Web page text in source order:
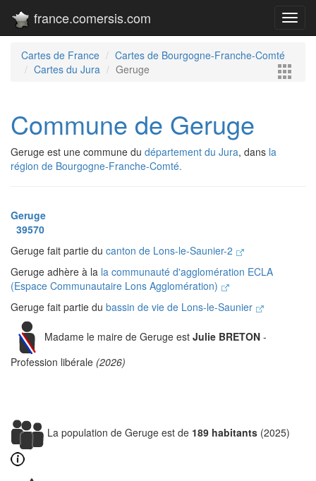
france.comersis.com
Cartes de France
Cartes de Bourgogne-Franche-Comté
Cartes du Jura
Geruge
Commune de Geruge
Geruge est une commune du département du Jura, dans la
région de Bourgogne-Franche-Comté.
Geruge
39570
Geruge fait partie du canton de Lons-le-Saunier-2
Geruge adhère à la la communauté d'agglomération ECLA
(Espace Communautaire Lons Agglomération)
Geruge fait partie du bassin de vie de Lons-le-Saunier
Madame le maire de Geruge est Julie BRETON -
Profession libérale (2026)
La population de Geruge est de 189 habitants (2025)